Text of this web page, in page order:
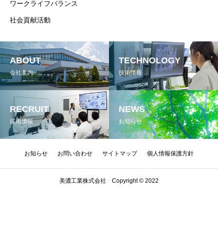
ワークライフバランス
社会貢献活動
ABOUT
会社案内
TECHNOLOGY
技術情報
RECRUIT
採用情報
NEWS
お知らせ
お知らせ お問い合わせ サイトマップ 個人情報保護方針
美濃工業株式会社 Copyright © 2022